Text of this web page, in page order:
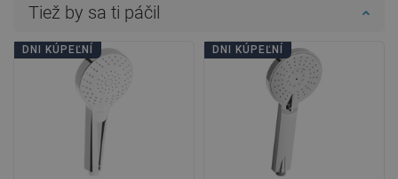
Tiež by sa ti páčil
DNI KÚPEĽNÍ DNI KÚPEĽNÍ